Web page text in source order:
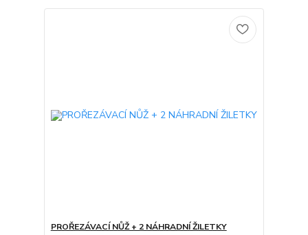
PROŘEZÁVACÍ NŮŽ + 2 NÁHRADNÍ ŽILETKY